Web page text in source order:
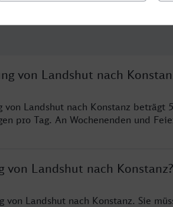
von Landshut nach
Landshut nach Konstanz beträgt
pro Tag. An Wochenenden und
Landshut nach Konstanz?
Landshut nach Konstanz. Sie